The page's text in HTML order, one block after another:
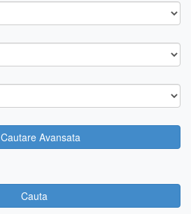
Cautare Avansata
Cauta